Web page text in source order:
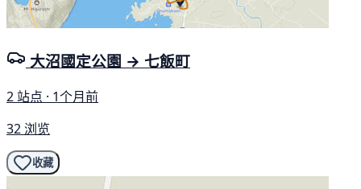
大沼國定公園 → 七飯町
2 站点 · 1个月前
32 浏览
收藏